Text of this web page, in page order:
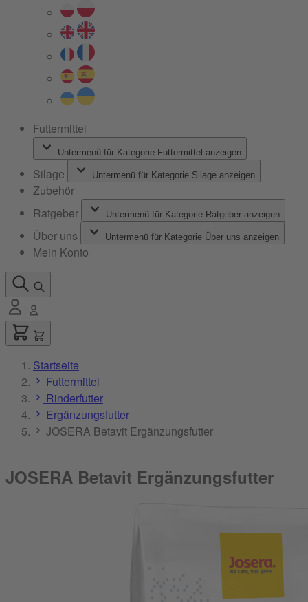
Futtermittel
Untermenü für Kategorie Futtermittel anzeigen
Silage Untermenü für Kategorie Silage anzeigen
Zubehör
Ratgeber
Untermenü für Kategorie Ratgeber anzeigen
Über uns Untermenü für Kategorie Über uns anzeigen
Mein Konto
Startseite
Futtermittel
Rinderfutter
Ergänzungsfutter
JOSERA Betavit Ergänzungsfutter
JOSERA Betavit Ergänzungsfutter